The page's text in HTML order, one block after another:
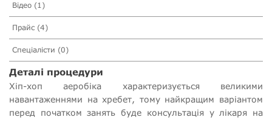
Відео (1)
Прайс (4)
Спеціалісти (0)
Деталі процедури
Хіп-хоп аеробіка характеризується великими
навантаженнями на хребет, тому найкращим варіантом
перед початком занять буде консультація у лікаря на